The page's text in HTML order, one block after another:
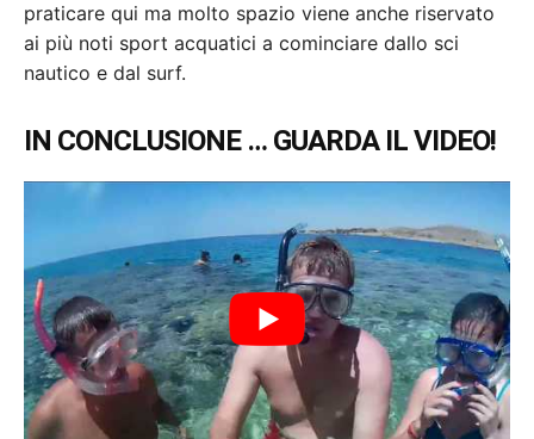
praticare qui ma molto spazio viene anche riservato
ai più noti sport acquatici a cominciare dallo sci
nautico e dal surf.
IN CONCLUSIONE … GUARDA IL VIDEO!